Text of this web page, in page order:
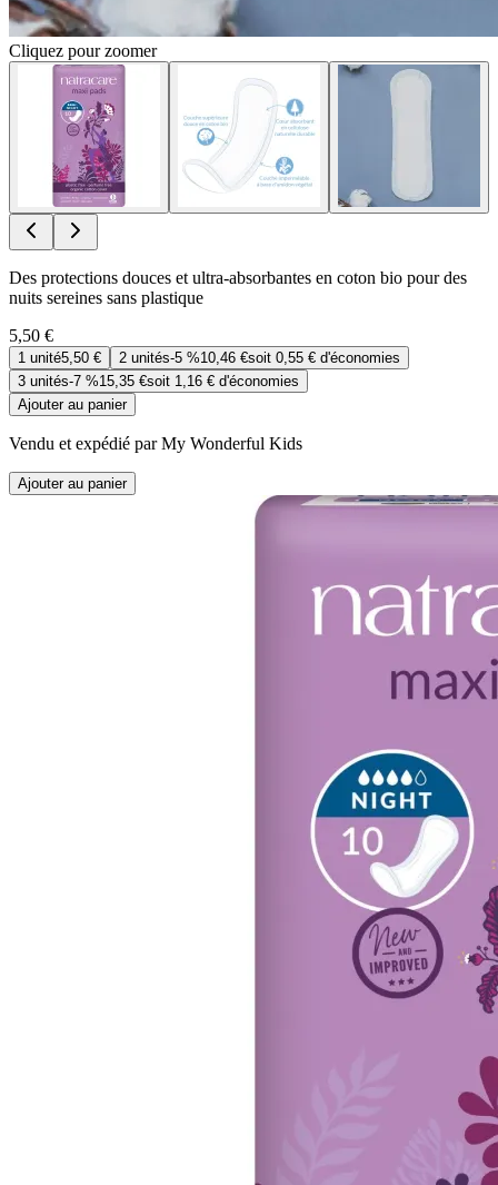
Cliquez pour zoomer
Des protections douces et ultra-absorbantes en coton bio pour des
nuits sereines sans plastique
5,50 €
1 unité5,50 € 2 unités-5 %10,46 €soit 0,55 € d'économies
3 unités-7 %15,35 €soit 1,16 € d'économies
Ajouter au panier
Vendu et expédié par My Wonderful Kids
Ajouter au panier